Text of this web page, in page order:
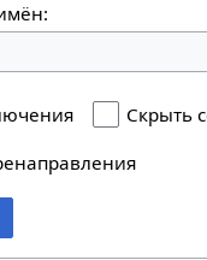
Скрыть